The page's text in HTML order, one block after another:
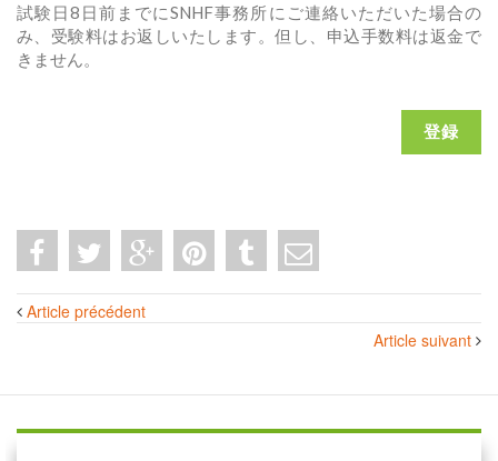
試験日8日前までにSNHF事務所にご連絡いただいた場合の
み、受験料はお返しいたします。但し、申込手数料は返金で
きません。
登録
Navigation
articles
Article précédent
Article suivant